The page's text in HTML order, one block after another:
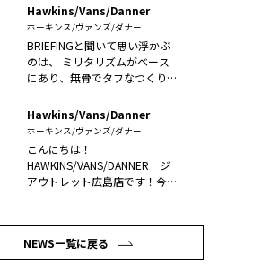
Hawkins/Vans/Danner
ホーキンス/ヴァンズ/ダナー
BRIEFINGと聞いて思い浮かぶ
のは、 ミリタリズムがベース
にあり、無骨でタフなつくり、
Hawkins/Vans/Danner
ホーキンス/ヴァンズ/ダナー
こんにちは！
HAWKINS/VANS/DANNER ジ
アウトレット広島店です！今日
NEWS一覧に戻る